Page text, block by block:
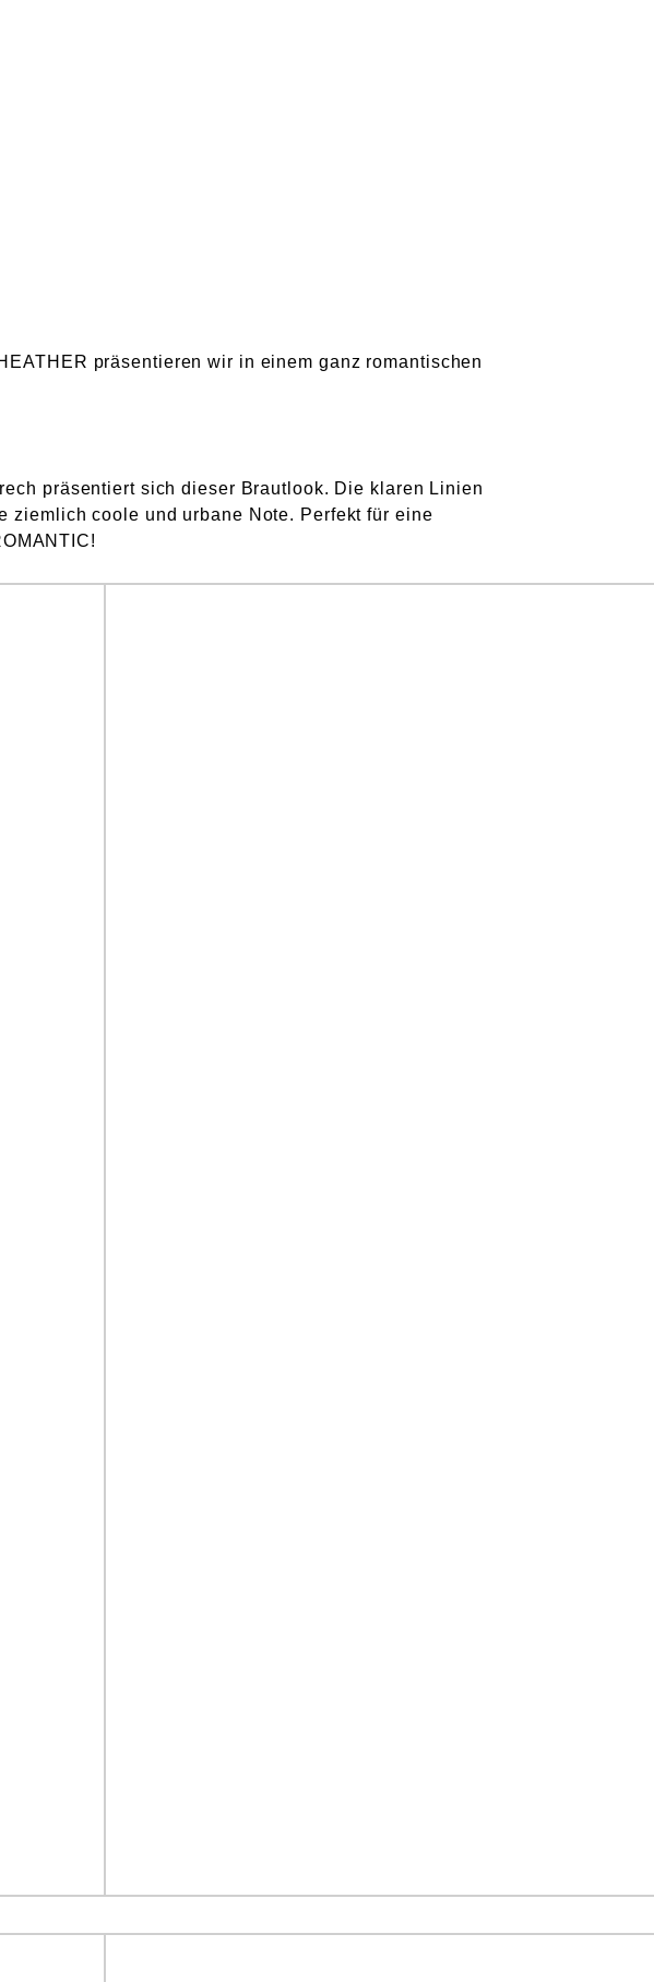
präsentieren wir in einem ganz romantischen
präsentiert sich dieser Brautlook. Die klaren Linien
ziemlich coole und urbane Note. Perfekt für eine